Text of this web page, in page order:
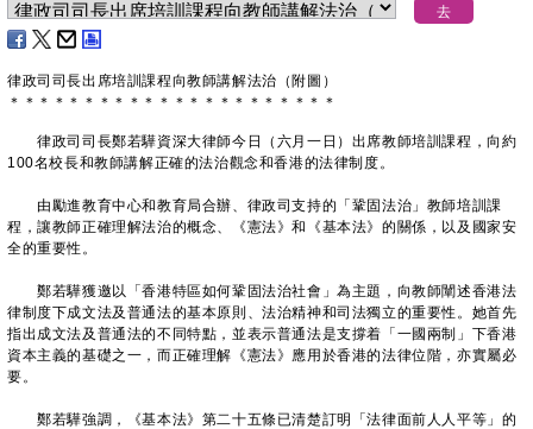
​律政司司長出席培訓課程向教師講解法治（附圖）
＊ ＊ ＊ ＊ ＊ ＊ ＊ ＊ ＊ ＊ ＊ ＊ ＊ ＊ ＊ ＊ ＊ ＊ ＊ ＊ ＊ ＊
律政司司長鄭若驊資深大律師今日（六月一日）出席教師培訓課程，向約
100名校長和教師講解正確的法治觀念和香港的法律制度。
由勵進教育中心和教育局合辦、律政司支持的「鞏固法治」教師培訓課
程，讓教師正確理解法治的概念、《憲法》和《基本法》的關係，以及國家安
全的重要性。
鄭若驊獲邀以「香港特區如何鞏固法治社會」為主題，向教師闡述香港法
律制度下成文法及普通法的基本原則、法治精神和司法獨立的重要性。她首先
指出成文法及普通法的不同特點，並表示普通法是支撐着「一國兩制」下香港
資本主義的基礎之一，而正確理解《憲法》應用於香港的法律位階，亦實屬必
要。
鄭若驊強調，《基本法》第二十五條已清楚訂明「法律面前人人平等」的